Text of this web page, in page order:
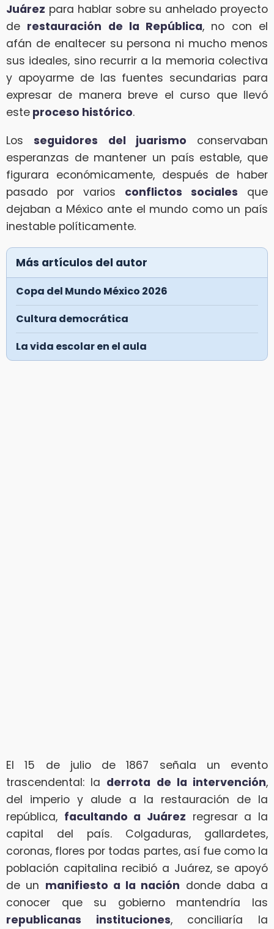
Juárez para hablar sobre su anhelado proyecto
de restauración de la República, no con el
afán de enaltecer su persona ni mucho menos
sus ideales, sino recurrir a la memoria colectiva
y apoyarme de las fuentes secundarias para
expresar de manera breve el curso que llevó
este proceso histórico.
Losseguidores del juarismo conservaban
esperanzas de mantener un país estable, que
figurara económicamente, después de haber
pasado por varios conflictos sociales que
dejaban a México ante el mundo como un país
inestable políticamente.
Más artículos del autor
Copa del Mundo México 2026
Cultura democrática
La vida escolar en el aula
El 15 de julio de 1867 señala un evento
trascendental: la derrota de la intervención,
del imperio y alude a la restauración de la
república, facultando a Juárez regresar a la
capital del país. Colgaduras, gallardetes,
coronas, flores por todas partes, así fue como la
población capitalina recibió a Juárez, se apoyó
de un manifiesto a la nación donde daba a
conocer que su gobierno mantendría las
republicanas instituciones, conciliaría la